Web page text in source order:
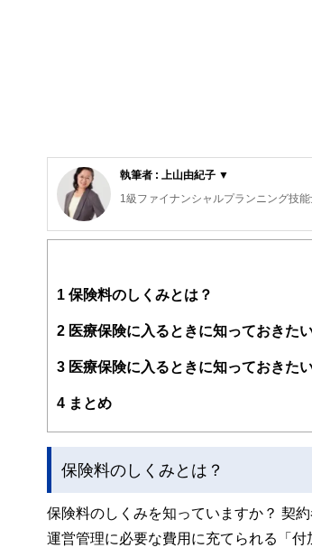
執筆者 : 上山由紀子 ▼
1級ファイナンシャルプランニング技
1級ファイナンシャルプランニング技
企業理念は「地域密着型、宮崎の人
1 保険料のしくみとは？
2 医療保険に入るときに知っておきた
3 医療保険に入るときに知っておきた
4 まとめ
保険料のしくみとは？
保険料のしくみを知っていますか？ 契
運営管理に必要な費用に充てられる「付